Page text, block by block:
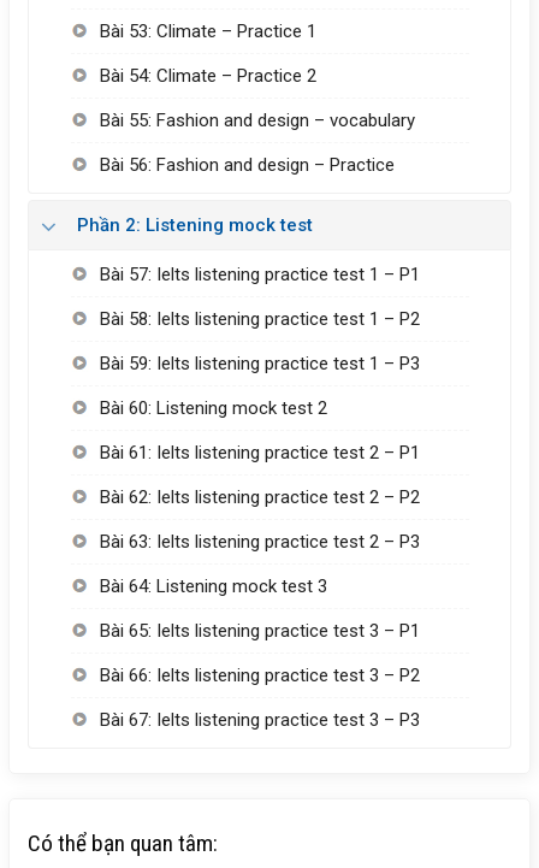
Bài 53: Climate – Practice 1
Bài 54: Climate – Practice 2
Bài 55: Fashion and design – vocabulary
Bài 56: Fashion and design – Practice
Phần 2: Listening mock test
Bài 57: Ielts listening practice test 1 – P1
Bài 58: Ielts listening practice test 1 – P2
Bài 59: Ielts listening practice test 1 – P3
Bài 60: Listening mock test 2
Bài 61: Ielts listening practice test 2 – P1
Bài 62: Ielts listening practice test 2 – P2
Bài 63: Ielts listening practice test 2 – P3
Bài 64: Listening mock test 3
Bài 65: Ielts listening practice test 3 – P1
Bài 66: Ielts listening practice test 3 – P2
Bài 67: Ielts listening practice test 3 – P3
Có thể bạn quan tâm: